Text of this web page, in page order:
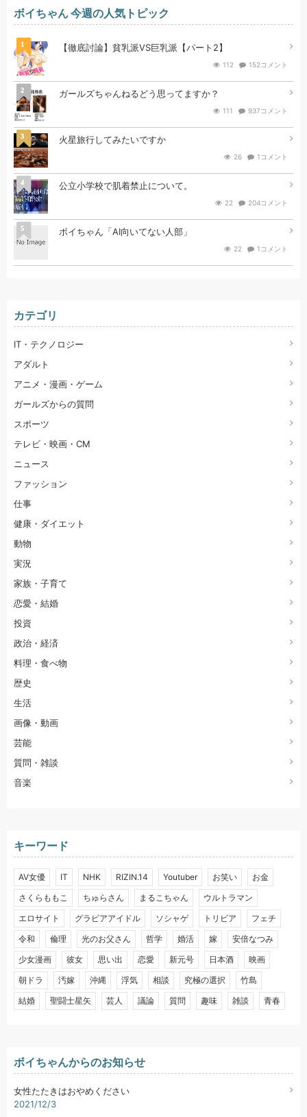
ボイちゃん 今週の人気トピック
1 【徹底討論】貧乳派VS巨乳派【パート2】
112 152コメント
2 ガールズちゃんねるどう思ってますか？
111 937コメント
3 火星旅行してみたいですか
26 1コメント
4 公立小学校で肌着禁止について。
22 204コメント
5 ボイちゃん「AI向いてない人部」
22 1コメント
カテゴリ
IT・テクノロジー
アダルト
アニメ・漫画・ゲーム
ガールズからの質問
スポーツ
テレビ・映画・CM
ニュース
ファッション
仕事
健康・ダイエット
動物
実況
家族・子育て
恋愛・結婚
投資
政治・経済
料理・食べ物
歴史
生活
画像・動画
芸能
質問・雑談
音楽
キーワード
AV女優 IT NHK RIZIN.14 Youtuber お笑い
お金
さくらももこ
ちゅらさん まるこちゃん
ウルトラマン
エロサイト
グラビアアイドル ソシャゲ トリビア
フェチ
令和
倫理 光のお父さん 哲学 婚活 嫁
安倍なつみ
少女漫画
彼女 思い出 恋愛 新元号 日本酒
映画
朝ドラ
汚嫁 沖縄 浮気 相談 究極の選択
竹島
結婚
聖闘士星矢 芸人 議論 質問 趣味 雑談 青春
ボイちゃんからのお知らせ
女性たたきはおやめください
2021/12/3